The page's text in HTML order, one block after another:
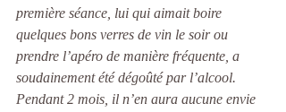
première séance, lui qui aimait boire
quelques bons verres de vin le soir ou
prendre l’apéro de manière fréquente, a
soudainement été dégoûté par l’alcool.
Pendant 2 mois, il n’en aura aucune envie